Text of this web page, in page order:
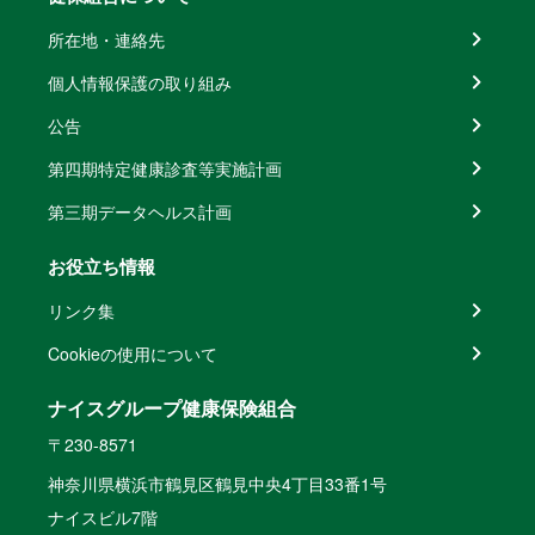
所在地・連絡先
個人情報保護の取り組み
公告
第四期特定健康診査等実施計画
第三期データヘルス計画
お役立ち情報
リンク集
Cookieの使用について
ナイスグループ健康保険組合
〒230-8571
神奈川県横浜市鶴見区鶴見中央4丁目33番1号
ナイスビル7階